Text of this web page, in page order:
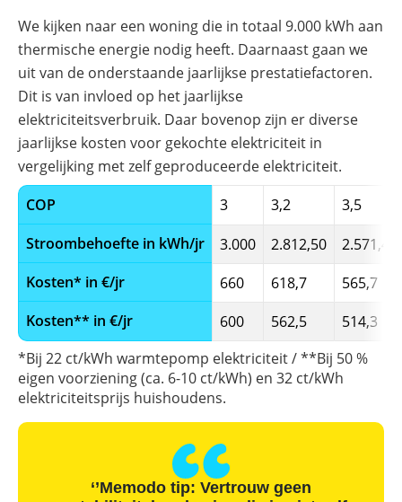
We kijken naar een woning die in totaal 9.000 kWh aan
thermische energie nodig heeft. Daarnaast gaan we
uit van de onderstaande jaarlijkse prestatiefactoren.
Dit is van invloed op het jaarlijkse
elektriciteitsverbruik. Daar bovenop zijn er diverse
jaarlijkse kosten voor gekochte elektriciteit in
vergelijking met zelf geproduceerde elektriciteit.
COP
3 3,2
3,5
Stroombehoefte in kWh/jr
3.000 2.812,50
2.571,40
Kosten* in €/jr
660 618,7
565,7
Kosten** in €/jr
600 562,5
514,3
*Bij 22 ct/kWh warmtepomp elektriciteit / **Bij 50 %
eigen voorziening (ca. 6-10 ct/kWh) en 32 ct/kWh
elektriciteitsprijs huishoudens.
‘’Memodo tip: Vertrouw geen